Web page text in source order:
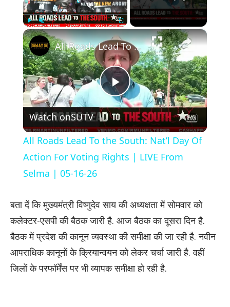
Play Unmute Fullscreen ×
Play
Video
All Roads Lead To the South: Nat’l Day Of Action For Voting Rights | LIVE From Selma | 05-16-26
Watch onSUTV
All Roads Lead To the South: Nat’l Day Of
Action For Voting Rights | LIVE From
Selma | 05-16-26
बता दें कि मुख्यमंत्री विष्णुदेव साय की अध्यक्षता में सोमवार को
कलेक्टर-एसपी की बैठक जारी है. आज बैठक का दूसरा दिन है.
बैठक में प्रदेश की कानून व्यवस्था की समीक्षा की जा रही है. नवीन
आपराधिक कानूनों के क्रियान्वयन को लेकर चर्चा जारी है. वहीं
जिलों के परफॉर्मेंस पर भी व्यापक समीक्षा हो रही है.